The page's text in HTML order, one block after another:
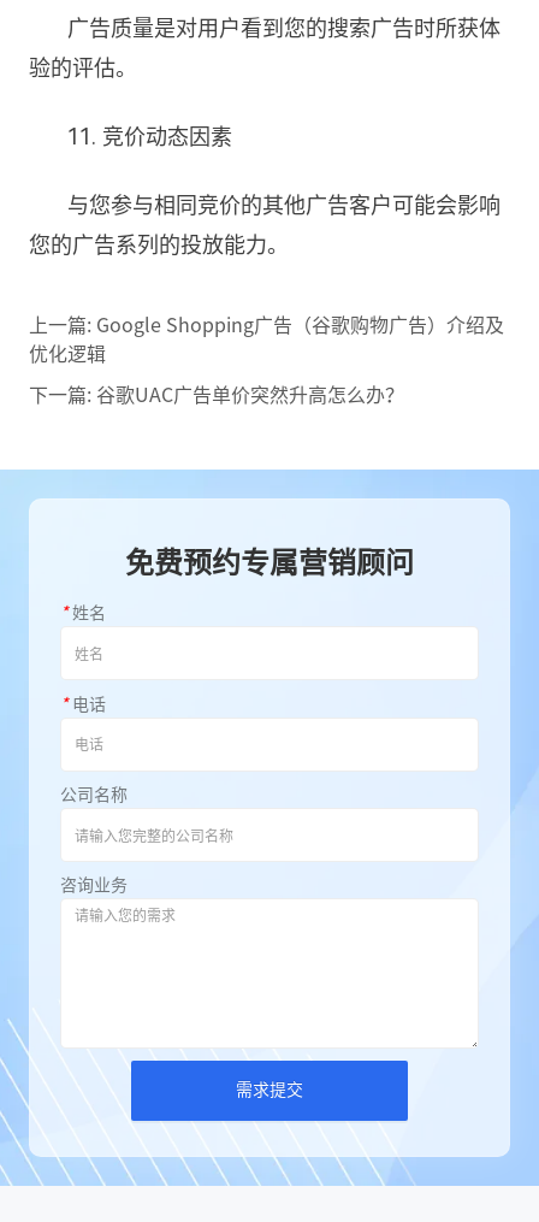
广告质量是对用户看到您的搜索广告时所获体
验的评估。
11. 竞价动态因素
与您参与相同竞价的其他广告客户可能会影响
您的广告系列的投放能力。
上一篇: Google Shopping广告（谷歌购物广告）介绍及
优化逻辑
下一篇: 谷歌UAC广告单价突然升高怎么办？
免费预约专属营销顾问
*姓名
*电话
公司名称
咨询业务
需求提交